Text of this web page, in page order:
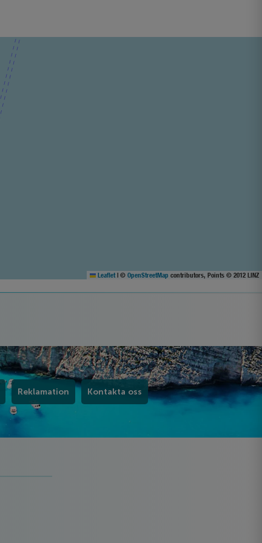
Leaflet | © OpenStreetMap contributors, Points © 2012 LINZ
Reklamation Kontakta oss